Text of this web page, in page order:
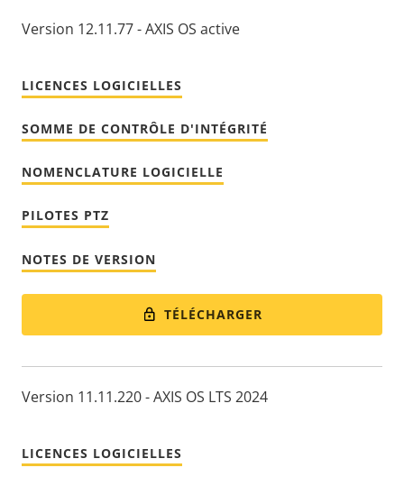
Version 12.11.77 - AXIS OS active
LICENCES LOGICIELLES
SOMME DE CONTRÔLE D'INTÉGRITÉ
NOMENCLATURE LOGICIELLE
PILOTES PTZ
NOTES DE VERSION
TÉLÉCHARGER
Version 11.11.220 - AXIS OS LTS 2024
LICENCES LOGICIELLES